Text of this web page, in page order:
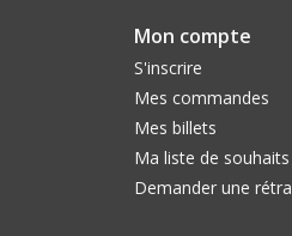
Mon compte
S'inscrire
Mes commandes
Mes billets
Ma liste de souhaits
Demander une